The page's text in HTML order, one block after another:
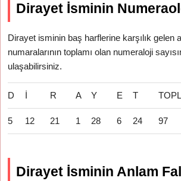
Dirayet İsminin
Dirayet isminin baş harflerine karşılık gelen
numaralarının toplamı olan numeraloji
ulaşabilirsiniz.
D İ R A Y E T
5 12 21 1 28 6 24 97
Dirayet İsminin Anlam